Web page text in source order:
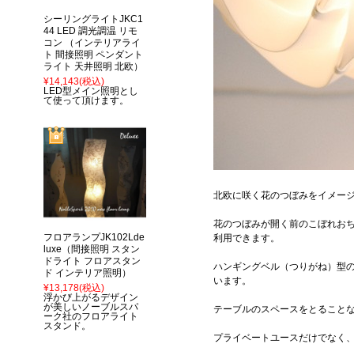
北欧に咲く花のつぼみをイメー
花のつぼみが開く前のこぼれお
利用できます。
ハンギングベル（つりがね）型
います。
テーブルのスペースをとること
プライベートユースだけでなく
シーリングライトJKC1
44 LED 調光調温 リモ
コン （インテリアライ
ト 間接照明 ペンダント
ライト 天井照明 北欧）
¥14,143(税込)
LED型メイン照明とし
て使って頂けます。
フロアランプJK102Lde
luxe（間接照明 スタン
ドライト フロアスタン
ド インテリア照明）
¥13,178(税込)
浮かび上がるデザイン
が美しいノーブルスパ
ーク社のフロアライト
スタンド。